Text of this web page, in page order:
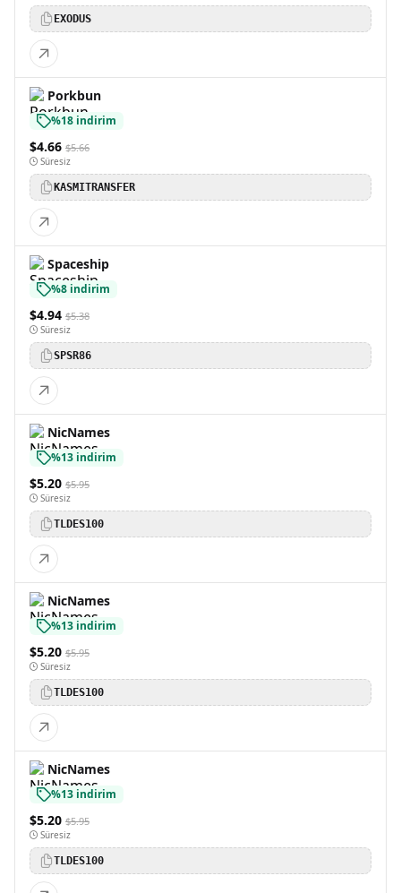
EXODUS
Porkbun
%18 indirim
$4.66 $5.66
Süresiz
KASMITRANSFER
Spaceship
%8 indirim
$4.94 $5.38
Süresiz
SPSR86
NicNames
%13 indirim
$5.20 $5.95
Süresiz
TLDES100
NicNames
%13 indirim
$5.20 $5.95
Süresiz
TLDES100
NicNames
%13 indirim
$5.20 $5.95
Süresiz
TLDES100